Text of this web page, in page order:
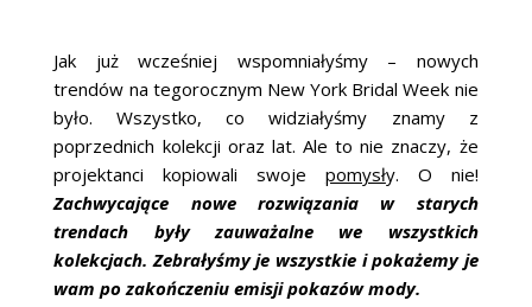
Jak już wcześniej wspomniałyśmy – nowych
trendów na tegorocznym New York Bridal Week nie
było. Wszystko, co widziałyśmy znamy z
poprzednich kolekcji oraz lat. Ale to nie znaczy, że
projektanci kopiowali swoje pomysły. O nie!
Zachwycające nowe rozwiązania w starych
trendach były zauważalne we wszystkich
kolekcjach. Zebrałyśmy je wszystkie i pokażemy je
wam po zakończeniu emisji pokazów mody.